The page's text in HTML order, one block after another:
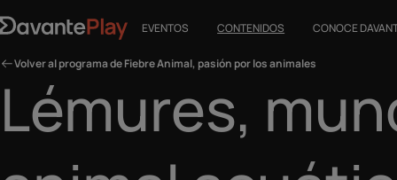
EVENTOS CONTENIDOS CONOCE
Volver al programa de Fiebre Animal, pasión por los animales
Lémures,